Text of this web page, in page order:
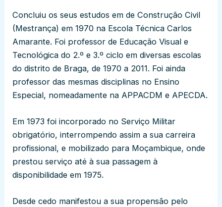
Concluiu os seus estudos em de Construção Civil
(Mestrança) em 1970 na Escola Técnica Carlos
Amarante. Foi professor de Educação Visual e
Tecnológica do 2.º e 3.º ciclo em diversas escolas
do distrito de Braga, de 1970 a 2011. Foi ainda
professor das mesmas disciplinas no Ensino
Especial, nomeadamente na APPACDM e APECDA.
Em 1973 foi incorporado no Serviço Militar
obrigatório, interrompendo assim a sua carreira
profissional, e mobilizado para Moçambique, onde
prestou serviço até à sua passagem à
disponibilidade em 1975.
Desde cedo manifestou a sua propensão pelo